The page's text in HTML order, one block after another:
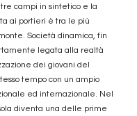
campi in sintetico e la
ai portieri è tra le più
Società dinamica, fin
legata alla realtà
dei giovani del
tempo con un ampio
ed internazionale. Nel
diventa una delle prime